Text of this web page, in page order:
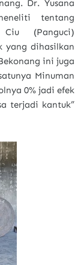
Dr. Yusana
tentang
(Panguci)
yang dihasilkan
ini juga
Minuman
0% jadi efek
terjadi kantuk”